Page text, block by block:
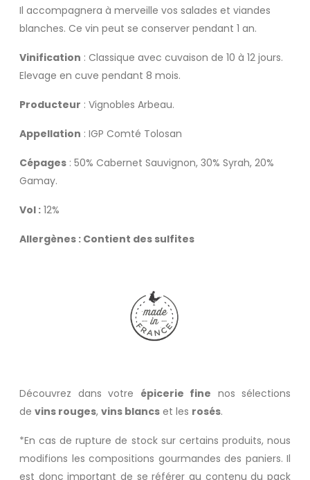
Il accompagnera à merveille vos salades et viandes
blanches. Ce vin peut se conserver pendant 1 an.
Vinification : Classique avec cuvaison de 10 à 12 jours.
Elevage en cuve pendant 8 mois.
Producteur : Vignobles Arbeau.
Appellation : IGP Comté Tolosan
Cépages : 50% Cabernet Sauvignon, 30% Syrah, 20%
Gamay.
Vol : 12%
Allergènes : Contient des sulfites
Découvrez dans votre épicerie fine nos sélections
de vins rouges, vins blancs et les rosés.
*En cas de rupture de stock sur certains produits, nous
modifions les compositions gourmandes des paniers. Il
est donc important de se référer au contenu du pack